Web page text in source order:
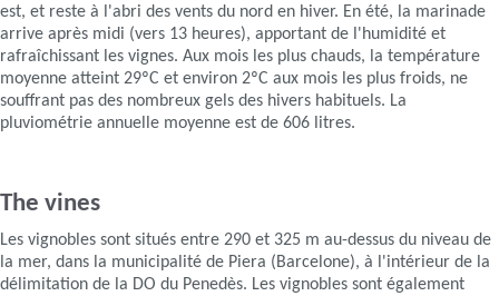
est, et reste à l'abri des vents du nord en hiver. En été, la marinade
arrive après midi (vers 13 heures), apportant de l'humidité et
rafraîchissant les vignes. Aux mois les plus chauds, la température
moyenne atteint 29ºC et environ 2ºC aux mois les plus froids, ne
souffrant pas des nombreux gels des hivers habituels. La
pluviométrie annuelle moyenne est de 606 litres.
The vines
Les vignobles sont situés entre 290 et 325 m au-dessus du niveau de
la mer, dans la municipalité de Piera (Barcelone), à l'intérieur de la
délimitation de la DO du Penedès. Les vignobles sont également